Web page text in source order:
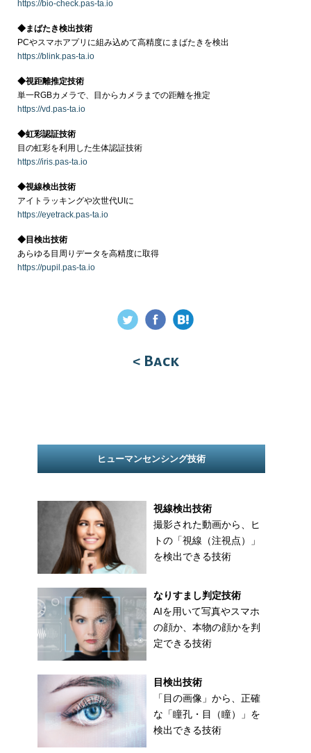
https://bio-check.pas-ta.io
◆まばたき検出技術
PCやスマホアプリに組み込めて高精度にまばたきを検出
https://blink.pas-ta.io
◆視距離推定技術
単一RGBカメラで、目からカメラまでの距離を推定
https://vd.pas-ta.io
◆虹彩認証技術
目の虹彩を利用した生体認証技術
https://iris.pas-ta.io
◆視線検出技術
アイトラッキングや次世代UIに
https://eyetrack.pas-ta.io
◆目検出技術
あらゆる目周りデータを高精度に取得
https://pupil.pas-ta.io
< Back
ヒューマンセンシング技術
視線検出技術
撮影された動画から、ヒ
トの「視線（注視点）」
を検出できる技術
なりすまし判定技術
AIを用いて写真やスマホ
の顔か、本物の顔かを判
定できる技術
目検出技術
「目の画像」から、正確
な「瞳孔・目（瞳）」を
検出できる技術